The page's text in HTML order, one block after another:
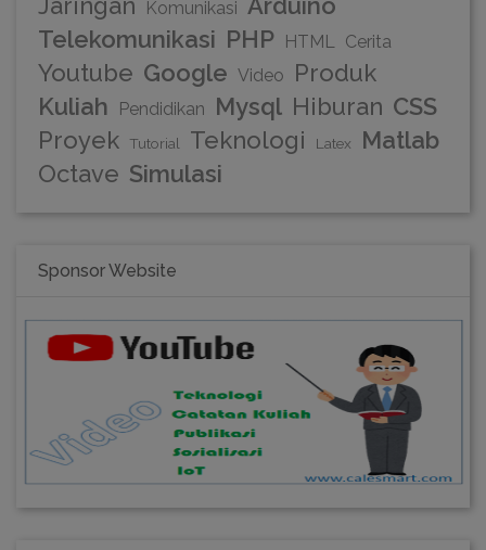
Komunikasi
Telekomunikasi PHP HTML Cerita
Youtube Google Video
Produk
Kuliah
Pendidikan Mysql Hiburan CSS
Proyek
Tutorial Teknologi Latex
Matlab
Octave Simulasi
Sponsor Website